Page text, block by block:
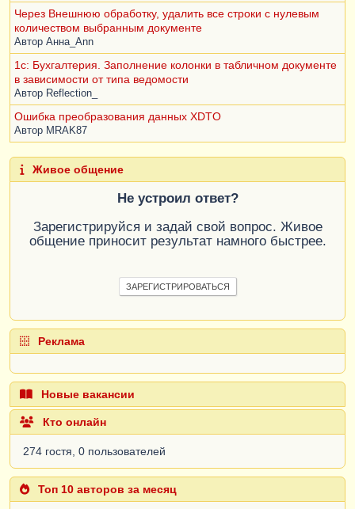
Через Внешнюю обработку, удалить все строки с нулевым
количеством выбранным документе
Автор Анна_Ann
1с: Бухгалтерия. Заполнение колонки в табличном документе
в зависимости от типа ведомости
Автор Reflection_
Ошибка преобразования данных XDTO
Автор MRAK87
Живое общение
Не устроил ответ?
Зарегистрируйся и задай свой вопрос. Живое
общение приносит результат намного быстрее.
ЗАРЕГИСТРИРОВАТЬСЯ
Реклама
Новые вакансии
Кто онлайн
274 гостя, 0 пользователей
Топ 10 авторов за месяц